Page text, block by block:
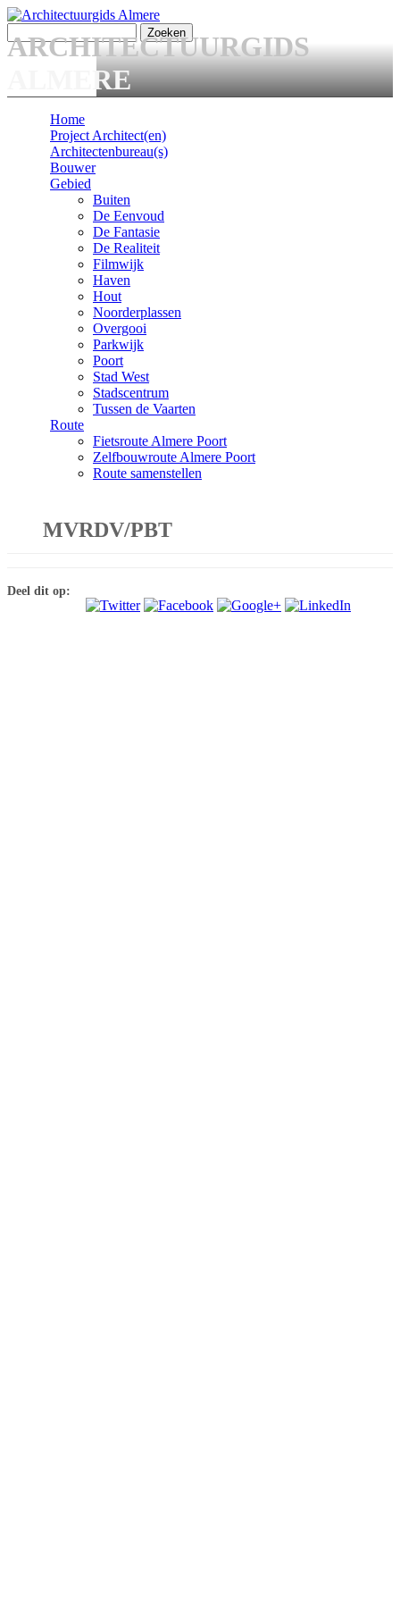
Overslaan en naar de algemene inhoud gaan
Zoekveld
ARCHITECTUURGIDS
ALMERE
Main menu
Home
Project Architect(en)
Architectenbureau(s)
Bouwer
Gebied
Buiten
De Eenvoud
De Fantasie
De Realiteit
Filmwijk
Haven
Hout
Noorderplassen
Overgooi
Parkwijk
Poort
Stad West
Stadscentrum
Tussen de Vaarten
Route
Fietsroute Almere Poort
Zelfbouwroute Almere Poort
Route samenstellen
MVRDV/PBT
Deel dit op: